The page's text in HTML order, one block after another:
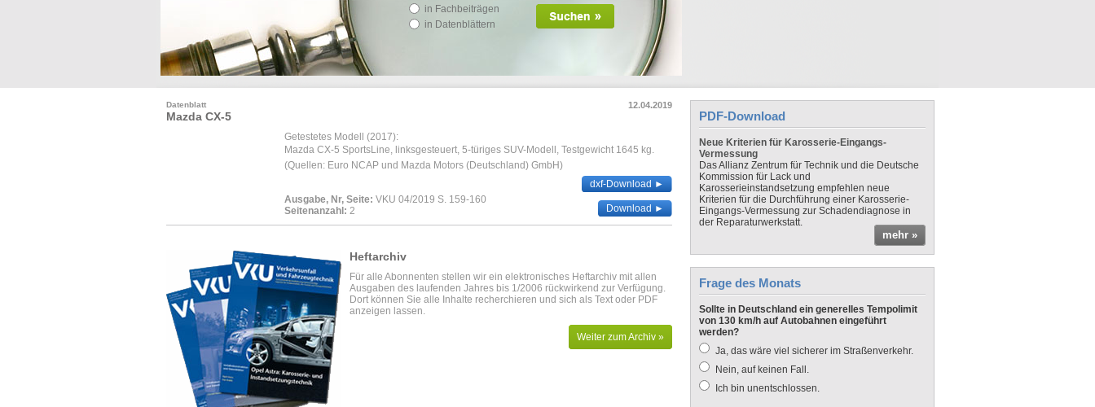
in Fachbeiträgen
in Datenblättern
12.04.2019
Datenblatt
Mazda CX-5
Getestetes Modell (2017):
Mazda CX-5 SportsLine, linksgesteuert, 5-türiges SUV-Modell, Testgewicht 1645 kg.
(Quellen: Euro NCAP und Mazda Motors (Deutschland) GmbH)
Ausgabe, Nr, Seite: VKU 04/2019 S. 159-160
Seitenanzahl: 2
dxf-Download ►
Download ►
Heftarchiv
Für alle Abonnenten stellen wir ein elektronisches Heftarchiv mit allen
Ausgaben des laufenden Jahres bis 1/2006 rückwirkend zur Verfügung.
Dort können Sie alle Inhalte recherchieren und sich als Text oder PDF
anzeigen lassen.
Weiter zum Archiv »
PDF-Download
Neue Kriterien für Karosserie-Eingangs-
Vermessung
Das Allianz Zentrum für Technik und die Deutsche
Kommission für Lack und
Karosserieinstandsetzung empfehlen neue
Kriterien für die Durchführung einer Karosserie-
Eingangs-Vermessung zur Schadendiagnose in
der Reparaturwerkstatt.
mehr »
Frage des Monats
Sollte in Deutschland ein generelles Tempolimit
von 130 km/h auf Autobahnen eingeführt
werden?
Ja, das wäre viel sicherer im Straßenverkehr.
Nein, auf keinen Fall.
Ich bin unentschlossen.